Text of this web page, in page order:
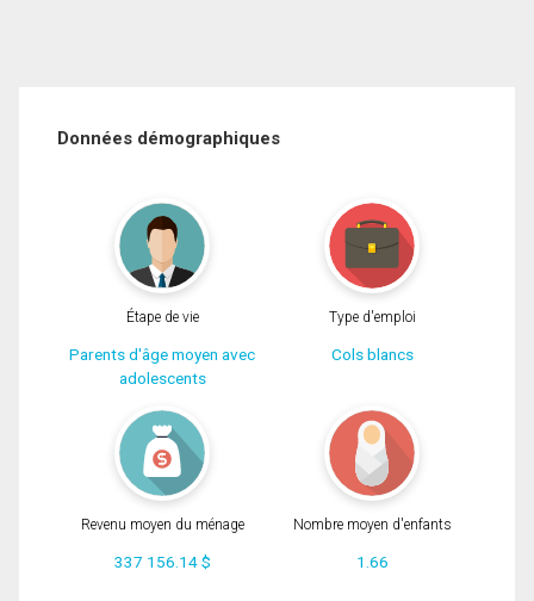
Données démographiques
Étape de vie
Parents d'âge moyen avec
adolescents
Type d'emploi
Cols blancs
Revenu moyen du ménage
337 156.14 $
Nombre moyen d'enfants
1.66